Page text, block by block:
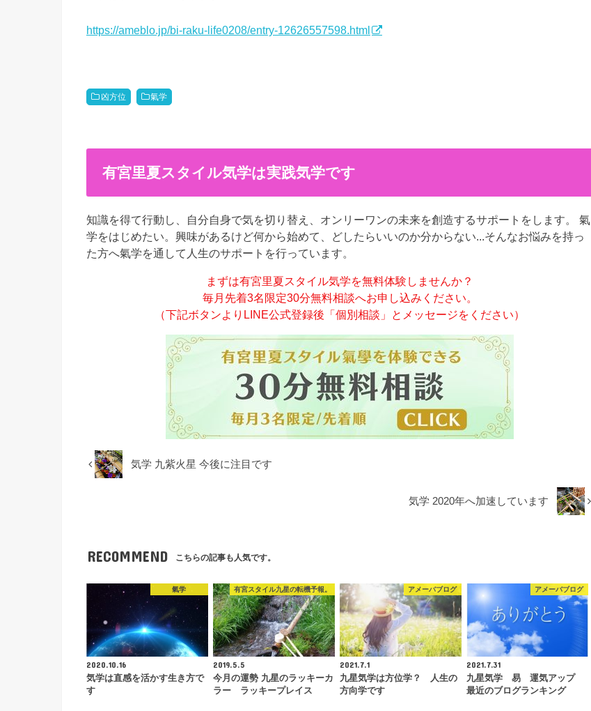
https://ameblo.jp/bi-raku-life0208/entry-12626557598.html
凶方位 氣学
有宮里夏スタイル気学は実践気学です
知識を得て行動し、自分自身で気を切り替え、オンリーワンの未来を創造するサポートをします。 氣
学をはじめたい。興味があるけど何から始めて、どしたらいいのか分からない...そんなお悩みを持っ
た方へ氣学を通して人生のサポートを行っています。
まずは有宮里夏スタイル気学を無料体験しませんか？
毎月先着3名限定30分無料相談へお申し込みください。
（下記ボタンよりLINE公式登録後「個別相談」とメッセージをください）
気学 九紫火星 今後に注目です
気学 2020年へ加速しています
RECOMMEND こちらの記事も人気です。
氣学
2020.10.16
気学は直感を活かす生き方で
す
有宮スタイル九星の転機予報。
2019.5.5
今月の運勢 九星のラッキーカ
ラー ラッキープレイス
アメーバブログ
2021.7.1
九星気学は方位学？ 人生の
方向学です
アメーバブログ
2021.7.31
九星気学 易 運気アップ
最近のブログランキング